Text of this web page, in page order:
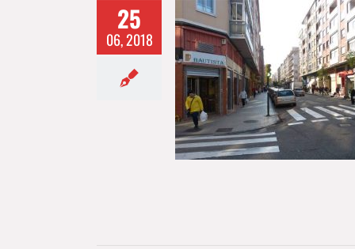
25
06, 2018
de Las Fuentes se